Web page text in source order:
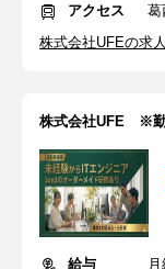
アクセス
葛
株式会社UFEの求
株式会社UFE ※勤
給与